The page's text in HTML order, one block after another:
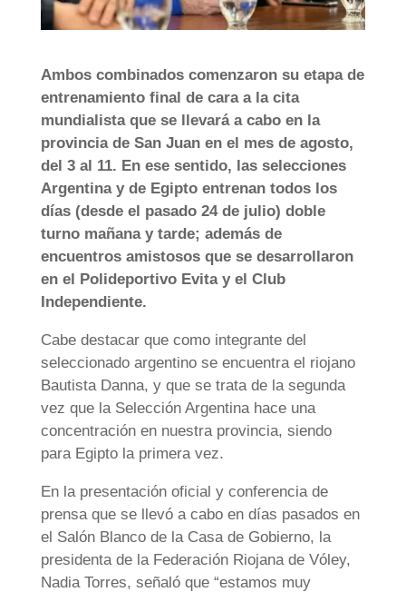
Ambos combinados comenzaron su etapa de
entrenamiento final de cara a la cita
mundialista que se llevará a cabo en la
provincia de San Juan en el mes de agosto,
del 3 al 11. En ese sentido, las selecciones
Argentina y de Egipto entrenan todos los
días (desde el pasado 24 de julio) doble
turno mañana y tarde; además de
encuentros amistosos que se desarrollaron
en el Polideportivo Evita y el Club
Independiente.
Cabe destacar que como integrante del
seleccionado argentino se encuentra el riojano
Bautista Danna, y que se trata de la segunda
vez que la Selección Argentina hace una
concentración en nuestra provincia, siendo
para Egipto la primera vez.
En la presentación oficial y conferencia de
prensa que se llevó a cabo en días pasados en
el Salón Blanco de la Casa de Gobierno, la
presidenta de la Federación Riojana de Vóley,
Nadia Torres, señaló que “estamos muy